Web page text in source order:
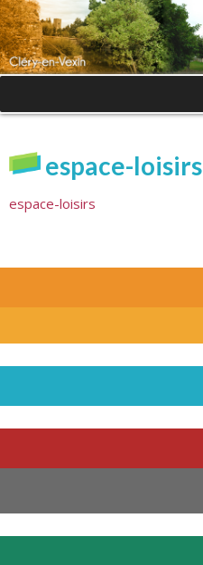
espace-loisirs
espace-loisirs